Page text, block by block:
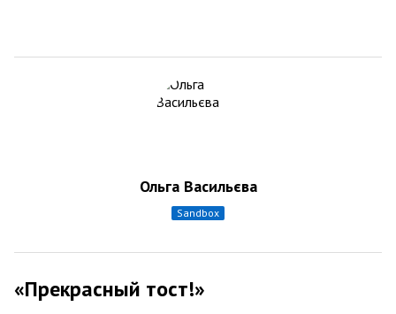
Ольга Васильєва
sandbox
«Прекрасный тост!»